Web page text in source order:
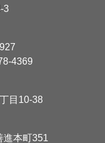
3
4369
目10-38
本町351